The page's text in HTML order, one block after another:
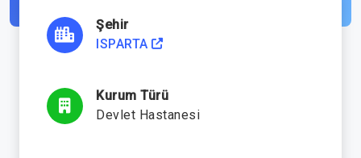
Şehir
ISPARTA
Kurum Türü
Devlet Hastanesi